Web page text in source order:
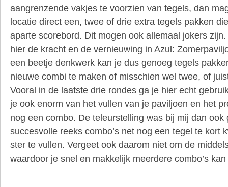
aangrenzende vakjes te voorzien van tegels, dan
locatie direct een, twee of drie extra tegels pakken
aparte scorebord. Dit mogen ook allemaal jokers
hier de kracht en de vernieuwing in Azul:
een beetje denkwerk kan je dus genoeg tegels
nieuwe combi te maken of misschien wel twee, of
Vooral in de laatste drie rondes ga je hier echt
je ook enorm van het vullen van je paviljoen en het
nog een combo. De teleurstelling was bij mij dan ook
succesvolle reeks combo’s net nog een tegel te kort
ster te vullen. Vergeet ook daarom niet om de
waardoor je snel en makkelijk meerdere combo’s